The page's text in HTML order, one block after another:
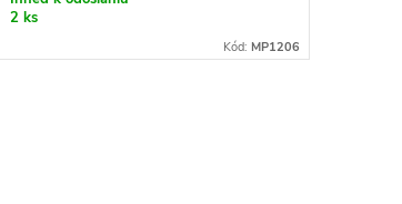
2 ks
Kód: MP1206